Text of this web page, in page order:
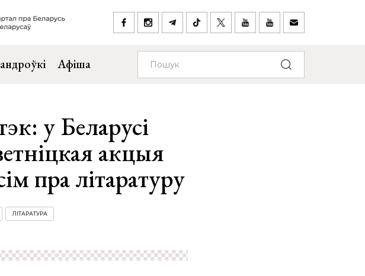
Афіша
у Беларусі
акцыя
пра літаратуру
ЛІТАРАТУРА